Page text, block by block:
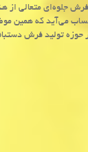
جلوه‌ای متعالی از
با ۲۵۰۰ سال قدمت به حساب می‌آید
حوزه تولید فرش